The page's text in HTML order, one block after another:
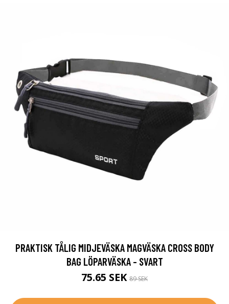
PRAKTISK TÅLIG MIDJEVÄSKA MAGVÄSKA CROSS BODY
BAG LÖPARVÄSKA - SVART
75.65 SEK 89 SEK